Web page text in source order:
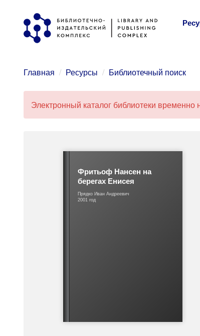
Перейти
основному
Главная Ресурсы Библиотечный поиск
Сообщение
Электронный каталог библиотеки
Фритьоф Нансен на
берегах Енисея
Прядко Иван Андреевич
2001 год